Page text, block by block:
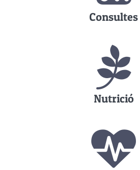
Consultes
Nutrició